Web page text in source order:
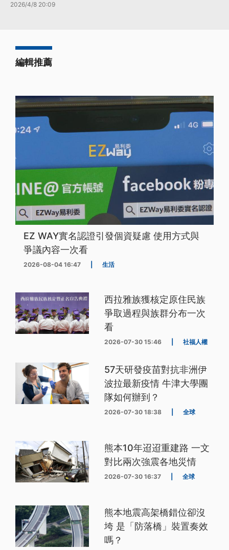
2026/4/8 20:09
編輯推薦
EZ WAY實名認證引發個資疑慮 使用方式與
爭議內容一次看
2026-08-04 16:47 生活
西拉雅族獲核定原住民族
爭取過程與族群分布一次
看
2026-07-30 15:46 社福人權
57天研發疫苗對抗非洲伊
波拉最新疫情 牛津大學團
隊如何辦到？
2026-07-30 18:38 全球
熊本10年迢迢重建路 一文
對比兩次強震各地災情
2026-07-30 16:37 全球
熊本地震高架橋錯位卻沒
垮 是「防落橋」裝置奏效
嗎？